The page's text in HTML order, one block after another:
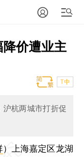
价遭业主
T中
杭两城市打折促
）
上海嘉定区龙湖